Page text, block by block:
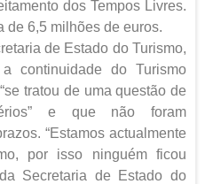
dos Tempos Livres.
de 6,5 milhões de euros.
de Estado do Turismo,
continuidade do Turismo
tratou de uma questão de
e que não foram
“Estamos actualmente
por isso ninguém ficou
Secretaria de Estado do